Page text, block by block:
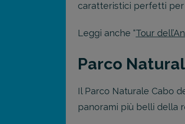
caratteristici perfetti per
Leggi anche “Tour
Parco
Il Parco Naturale Cabo
panorami più belli della